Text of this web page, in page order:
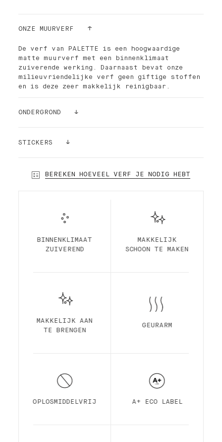
ONZE MUURVERF
De verf van PALETTE is een hoogwaardige
matte muurverf met een binnenklimaat
zuiverende werking. Daarnaast bevat onze
milieuvriendelijke verf geen giftige stoffen
en is deze zeer makkelijk reinigbaar.
ONDERGROND
metselwerk, gipsplaat, schuurwerk,
verflagen.
STICKERS
kleursticker!
BEREKEN HOEVEEL VERF JE NODIG HEBT
BINNENKLIMAAT
ZUIVEREND
MAKKELIJK
SCHOON TE MAKEN
MAKKELIJK AAN
TE BRENGEN
GEURARM
OPLOSMIDDELVRIJ A+ ECO LABEL